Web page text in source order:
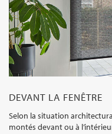
DEVANT LA FENÊTRE
Selon la situation
montés devant ou à